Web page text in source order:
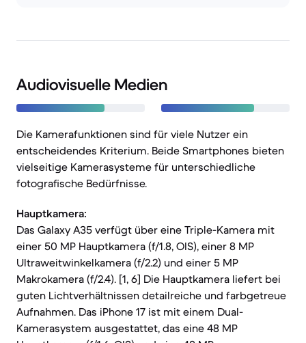
Audiovisuelle Medien
Die Kamerafunktionen sind für viele Nutzer ein
entscheidendes Kriterium. Beide Smartphones bieten
vielseitige Kamerasysteme für unterschiedliche
fotografische Bedürfnisse.
Hauptkamera:
Das Galaxy A35 verfügt über eine Triple-Kamera mit
einer 50 MP Hauptkamera (f/1.8, OIS), einer 8 MP
Ultraweitwinkelkamera (f/2.2) und einer 5 MP
Makrokamera (f/2.4). [1, 6] Die Hauptkamera liefert bei
guten Lichtverhältnissen detailreiche und farbgetreue
Aufnahmen. Das iPhone 17 ist mit einem Dual-
Kamerasystem ausgestattet, das eine 48 MP